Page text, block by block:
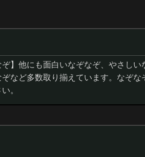
】他にも面白いなぞなぞ、やさしい
など多数取り揃えています。なぞな
。